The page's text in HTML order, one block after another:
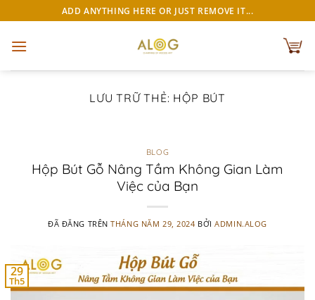
đến
nội
ADD ANYTHING HERE OR JUST REMOVE IT...
LƯU TRỮ THẺ: HỘP BÚT
BLOG
Hộp Bút Gỗ Nâng Tầm Không Gian Làm
Việc của Bạn
ĐÃ ĐĂNG TRÊNTHÁNG NĂM 29, 2024 BỞIADMIN.ALOG
29
Th5